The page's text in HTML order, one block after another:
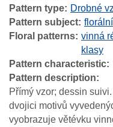
Pattern type
Drobné
Pattern subject florální
Floral patterns vinná
klasy
Pattern characteristic
Pattern description
Přímý vzor; dessin
dvojici motivů
vyobrazuje větévku